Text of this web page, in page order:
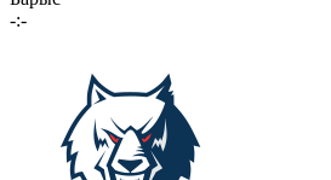
-:-